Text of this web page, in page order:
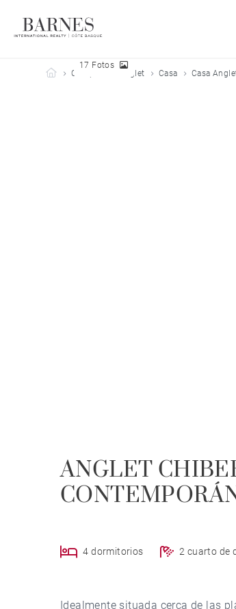
Barnes Côte Basque
Comprar Anglet Casa Casa
17 Fotos
ANGLET
4 dormitorios 2 cuarto de
Idealmente situada cerca de las